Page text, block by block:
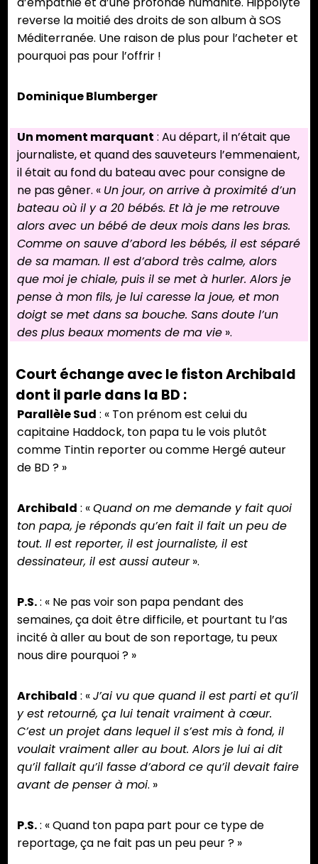
reverse la moitié des droits de son album à SOS
Méditerranée. Une raison de plus pour l’acheter et
pourquoi pas pour l’offrir !
Dominique Blumberger
Un moment marquant : Au départ, il n’était que
journaliste, et quand des sauveteurs l’emmenaient,
il était au fond du bateau avec pour consigne de
ne pas gêner. « Un jour, on arrive à proximité d’un
bateau où il y a 20 bébés. Et là je me retrouve
alors avec un bébé de deux mois dans les bras.
Comme on sauve d’abord les bébés, il est séparé
de sa maman. Il est d’abord très calme, alors
que moi je chiale, puis il se met à hurler. Alors je
pense à mon fils, je lui caresse la joue, et mon
doigt se met dans sa bouche. Sans doute l’un
des plus beaux moments de ma vie ».
Court échange avec le fiston Archibald
dont il parle dans la BD :
Parallèle Sud : « Ton prénom est celui du
capitaine Haddock, ton papa tu le vois plutôt
comme Tintin reporter ou comme Hergé auteur
de BD ? »
Archibald : «Quand on me demande y fait quoi
ton papa, je réponds qu’en fait il fait un peu de
tout. Il est reporter, il est journaliste, il est
dessinateur, il est aussi auteur».
P.S.: « Ne pas voir son papa pendant des
semaines, ça doit être difficile, et pourtant tu l’as
incité à aller au bout de son reportage, tu peux
nous dire pourquoi ? »
Archibald : «J’ai vu que quand il est parti et qu’il
y est retourné, ça lui tenait vraiment à cœur.
C’est un projet dans lequel il s’est mis à fond, il
voulait vraiment aller au bout. Alors je lui ai dit
qu’il fallait qu’il fasse d’abord ce qu’il devait faire
avant de penser à moi. »
P.S.: « Quand ton papa part pour ce type de
reportage, ça ne fait pas un peu peur ? »